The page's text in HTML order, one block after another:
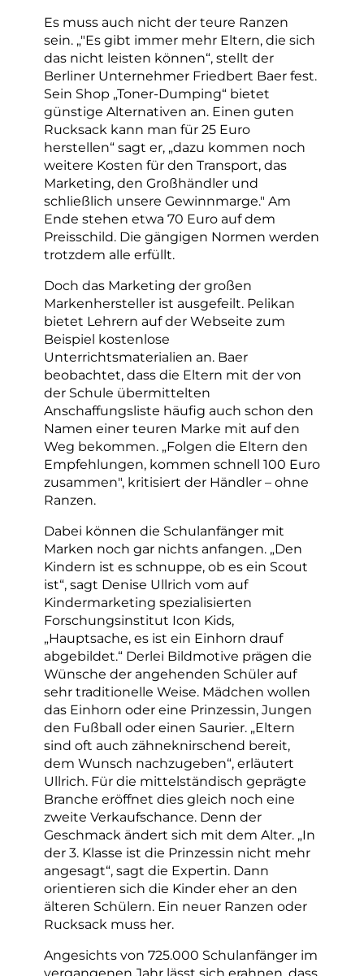
Es muss auch nicht der teure Ranzen
sein. „"Es gibt immer mehr Eltern, die sich
das nicht leisten können“, stellt der
Berliner Unternehmer Friedbert Baer fest.
Sein Shop „Toner-Dumping“ bietet
günstige Alternativen an. Einen guten
Rucksack kann man für 25 Euro
herstellen“ sagt er, „dazu kommen noch
weitere Kosten für den Transport, das
Marketing, den Großhändler und
schließlich unsere Gewinnmarge." Am
Ende stehen etwa 70 Euro auf dem
Preisschild. Die gängigen Normen werden
trotzdem alle erfüllt.
Doch das Marketing der großen
Markenhersteller ist ausgefeilt. Pelikan
bietet Lehrern auf der Webseite zum
Beispiel kostenlose
Unterrichtsmaterialien an. Baer
beobachtet, dass die Eltern mit der von
der Schule übermittelten
Anschaffungsliste häufig auch schon den
Namen einer teuren Marke mit auf den
Weg bekommen. „Folgen die Eltern den
Empfehlungen, kommen schnell 100 Euro
zusammen", kritisiert der Händler – ohne
Ranzen.
Dabei können die Schulanfänger mit
Marken noch gar nichts anfangen. „Den
Kindern ist es schnuppe, ob es ein Scout
ist“, sagt Denise Ullrich vom auf
Kindermarketing spezialisierten
Forschungsinstitut Icon Kids,
„Hauptsache, es ist ein Einhorn drauf
abgebildet.“ Derlei Bildmotive prägen die
Wünsche der angehenden Schüler auf
sehr traditionelle Weise. Mädchen wollen
das Einhorn oder eine Prinzessin, Jungen
den Fußball oder einen Saurier. „Eltern
sind oft auch zähneknirschend bereit,
dem Wunsch nachzugeben“, erläutert
Ullrich. Für die mittelständisch geprägte
Branche eröffnet dies gleich noch eine
zweite Verkaufschance. Denn der
Geschmack ändert sich mit dem Alter. „In
der 3. Klasse ist die Prinzessin nicht mehr
angesagt“, sagt die Expertin. Dann
orientieren sich die Kinder eher an den
älteren Schülern. Ein neuer Ranzen oder
Rucksack muss her.
Angesichts von 725.000 Schulanfänger im